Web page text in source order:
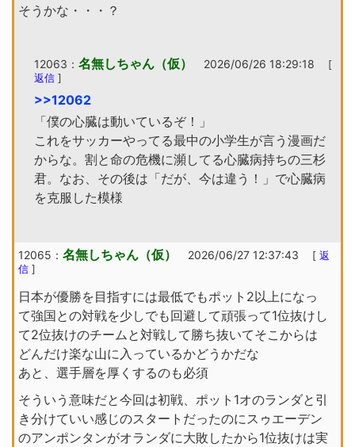
そうかな・・・？
12063： 名無しちゃん（仮） 2026/06/26 18:29:18
[
返信 ]
>>12062
「僕の心臓は動いているぞ！」
これをサッカーやってる最中の小学生が言う漫画だ
からな。割と命の危機に瀕してる心臓病持ちの三杉
君。なお、その後は「だが、今は違う！」で心臓病
を克服した模様
12065： 名無しちゃん（仮） 2026/06/27 12:37:43 [ 返
信 ]
日本が優勝を目指すには最低でもポット2以上になっ
て強国との対戦を少しでも回避して頑張って1位抜けし
て2位抜けのチームと対戦して勝ち抜いてそこからは
どんだけ楽な山に入っているかどうかだな
あと、選手層を厚くするのも必須
そういう意味だと今回は初戦、ポット1オのランダと引
き分けていい感じのスタートだったのにスゥエーデン
のアンポンタンがオランダに大敗したから1位抜けは実